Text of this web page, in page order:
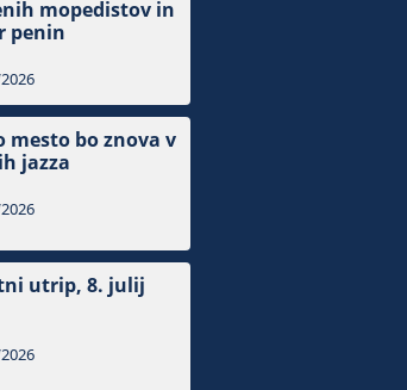
mopedistov in
penin
mesto bo znova v
jazza
utrip, 8. julij